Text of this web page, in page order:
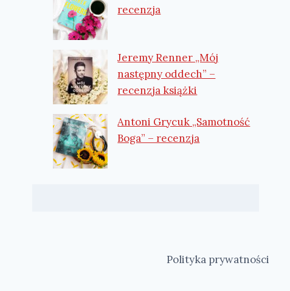
recenzja
Jeremy Renner „Mój
następny oddech” –
recenzja książki
Antoni Grycuk „Samotność
Boga” – recenzja
Polityka prywatności